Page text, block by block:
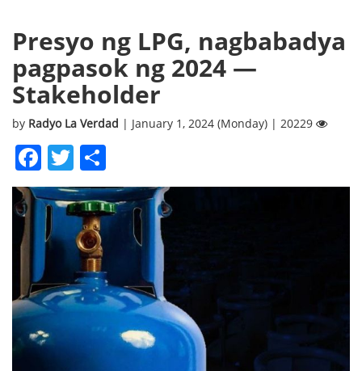
Presyo ng LPG, nagbabadya
pagpasok ng 2024 —
Stakeholder
by Radyo La Verdad | January 1, 2024 (Monday) | 20229
Facebook
Twitter